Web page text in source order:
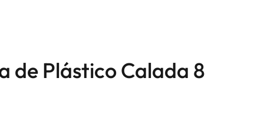
de Plástico Calada 8